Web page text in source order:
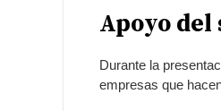
Apoyo
Durante la
empresas que